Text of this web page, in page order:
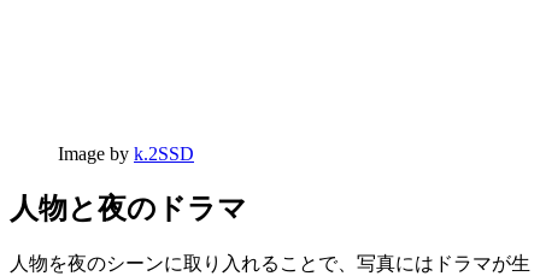
Image by k.2SSD
人物と夜のドラマ
人物を夜のシーンに取り入れることで、写真にはドラマが生